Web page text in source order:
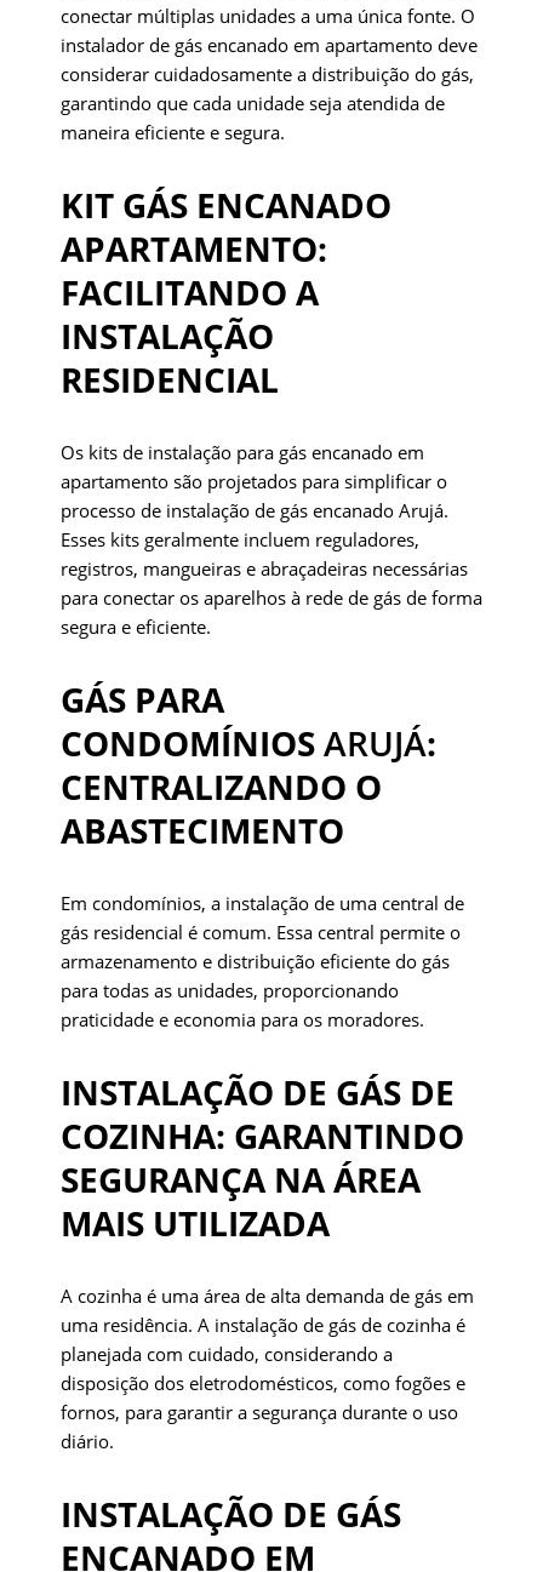
conectar múltiplas unidades a uma única fonte. O
instalador de gás encanado em apartamento deve
considerar cuidadosamente a distribuição do gás,
garantindo que cada unidade seja atendida de
maneira eficiente e segura.
KIT GÁS ENCANADO
APARTAMENTO:
FACILITANDO A
INSTALAÇÃO
RESIDENCIAL
Os kits de instalação para gás encanado em
apartamento são projetados para simplificar o
processo de instalação de gás encanado Arujá.
Esses kits geralmente incluem reguladores,
registros, mangueiras e abraçadeiras necessárias
para conectar os aparelhos à rede de gás de forma
segura e eficiente.
GÁS PARA
CONDOMÍNIOSARUJÁ:
CENTRALIZANDO O
ABASTECIMENTO
Em condomínios, a instalação de uma central de
gás residencial é comum. Essa central permite o
armazenamento e distribuição eficiente do gás
para todas as unidades, proporcionando
praticidade e economia para os moradores.
INSTALAÇÃO DE GÁS DE
COZINHA: GARANTINDO
SEGURANÇA NA ÁREA
MAIS UTILIZADA
A cozinha é uma área de alta demanda de gás em
uma residência. A instalação de gás de cozinha é
planejada com cuidado, considerando a
disposição dos eletrodomésticos, como fogões e
fornos, para garantir a segurança durante o uso
diário.
INSTALAÇÃO DE GÁS
ENCANADO EM